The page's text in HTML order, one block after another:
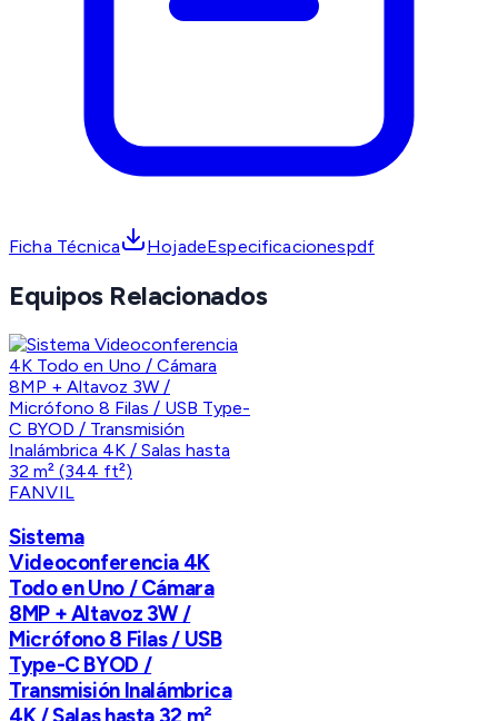
Ficha Técnica HojadeEspecificacionespdf
Equipos Relacionados
FANVIL
Sistema
Videoconferencia 4K
Todo en Uno / Cámara
8MP + Altavoz 3W /
Micrófono 8 Filas / USB
Type-C BYOD /
Transmisión Inalámbrica
4K / Salas hasta 32 m²